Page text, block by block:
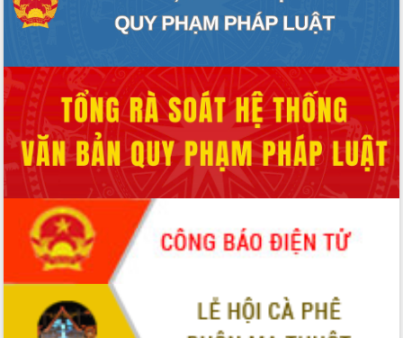
Tăng cường giám sát, đôn đốc thực
hiện nhiệm vụ quản lý tài sản công
Tháo gỡ những vướng mắc, đẩy mạnh
công tác cải cách thủ tục hành chính
tại Trung tâm Phục vụ hành chính
công tỉnh
Đắk Lắk: Tôn vinh 46 giải pháp tại Hội
thi Sáng tạo Kỹ thuật 2024 - 2025
Đắk Lắk rà soát, điều chỉnh Đề án 190
về phát triển nuôi trồng thủy sản
Phó Chủ tịch UBND tỉnh Đắk Lắk
Trương Công Thái kiểm tra thực địa
Dự án cao tốc Khánh Hòa - Buôn Ma
Thuột
Định vị cà phê Việt Nam như một “di
sản sống” trong dòng chảy toàn cầu